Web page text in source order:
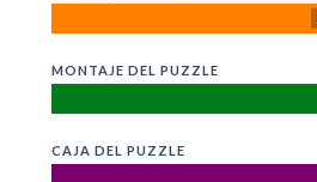
MONTAJE DEL PUZZLE
CAJA DEL PUZZLE